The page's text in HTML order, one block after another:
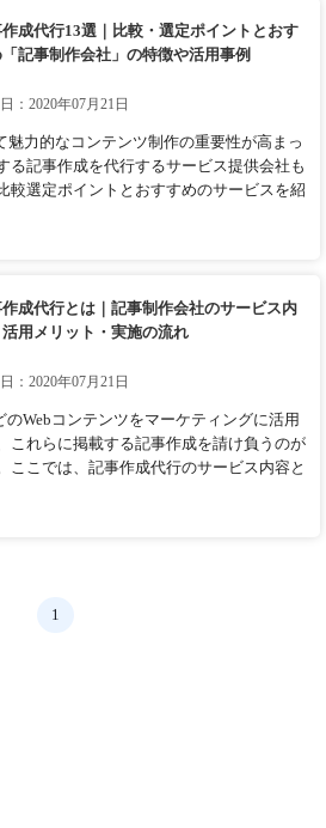
成代行13選｜比較・選定ポイントとおす
記事制作会社」の特徴や活用事例
：2020年07月21日
魅力的なコンテンツ制作の重要性が高まっ
る記事作成を代行するサービス提供会社も
較選定ポイントとおすすめのサービスを紹
成代行とは｜記事制作会社のサービス内
用メリット・実施の流れ
：2020年07月21日
のWebコンテンツをマーケティングに活用
これらに掲載する記事作成を請け負うのが
ここでは、記事作成代行のサービス内容と
1